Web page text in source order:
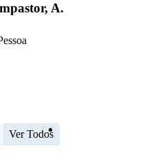
A.
Ver Todos